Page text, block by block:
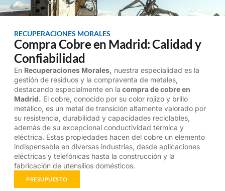
RECUPERACIONES MORALES
Compra Cobre en Madrid: Calidad y
Confiabilidad
En Recuperaciones Morales, nuestra especialidad es la
gestión de residuos y la compraventa de metales,
destacando especialmente en la compra de cobre en
Madrid. El cobre, conocido por su color rojizo y brillo
metálico, es un metal de transición altamente valorado por
su resistencia, durabilidad y capacidades reciclables,
además de su excepcional conductividad térmica y
eléctrica. Estas propiedades hacen del cobre un elemento
indispensable en diversas industrias, desde aplicaciones
eléctricas y telefónicas hasta la construcción y la
fabricación de utensilios domésticos.
PRESUPUESTO